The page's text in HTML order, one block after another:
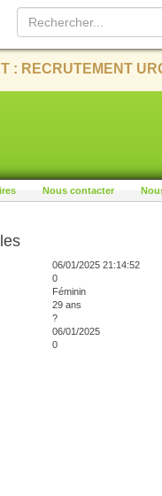
: RECRUTEMENT
Nous contacter
06/01/2025 21:14:52
0
Féminin
29 ans
?
06/01/2025
0